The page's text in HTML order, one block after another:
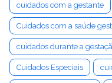
cuidados com a gestante
Cuidados com a saúde
cuidados durante a
Cuidados Especiais